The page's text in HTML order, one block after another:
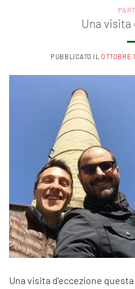
Una visita
PUBBLICATO ILOTTOBRE
Una visita d’eccezione